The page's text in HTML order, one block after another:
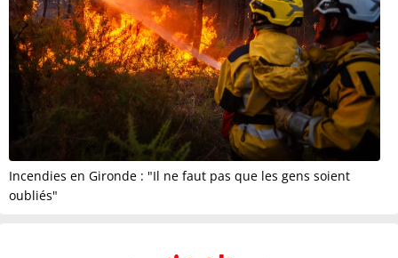
Incendies en Gironde : "Il ne faut pas que les gens soient
oubliés"